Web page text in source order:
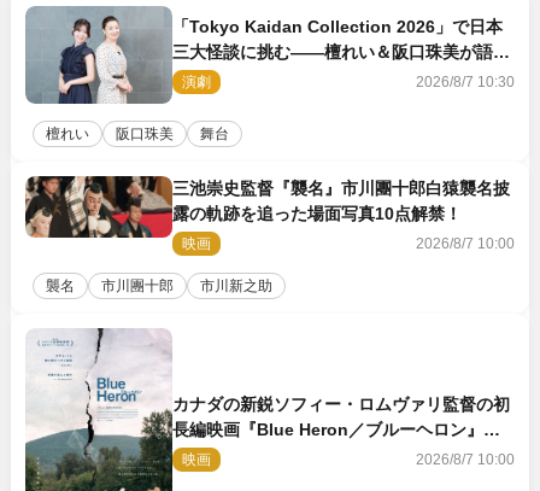
「Tokyo Kaidan Collection 2026」で日本
三大怪談に挑む――檀れい＆阪口珠美が語る
「牡丹灯籠」の新たな魅力
演劇 2026/8/7 10:30
檀れい 阪口珠美 舞台
三池崇史監督『襲名』市川團十郎白猿襲名披
露の軌跡を追った場面写真10点解禁！
映画 2026/8/7 10:00
襲名 市川團十郎 市川新之助
カナダの新鋭ソフィー・ロムヴァリ監督の初
長編映画『Blue Heron／ブルーヘロン』
10.23公開
映画 2026/8/7 10:00